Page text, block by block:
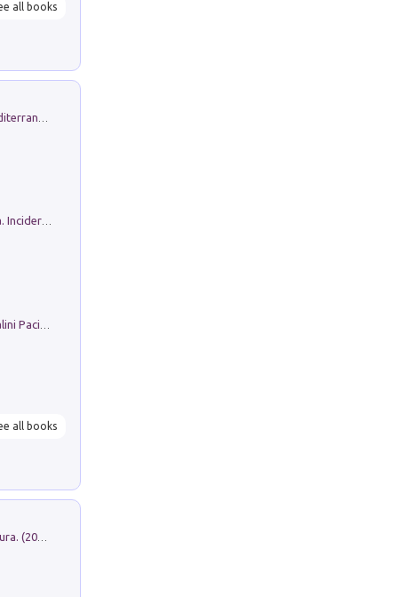
all books
Ho Camminato Alla Luce Della Storia. Incidere per Pasolini. Quaderni di Incisione Contemporanea n 30
all books